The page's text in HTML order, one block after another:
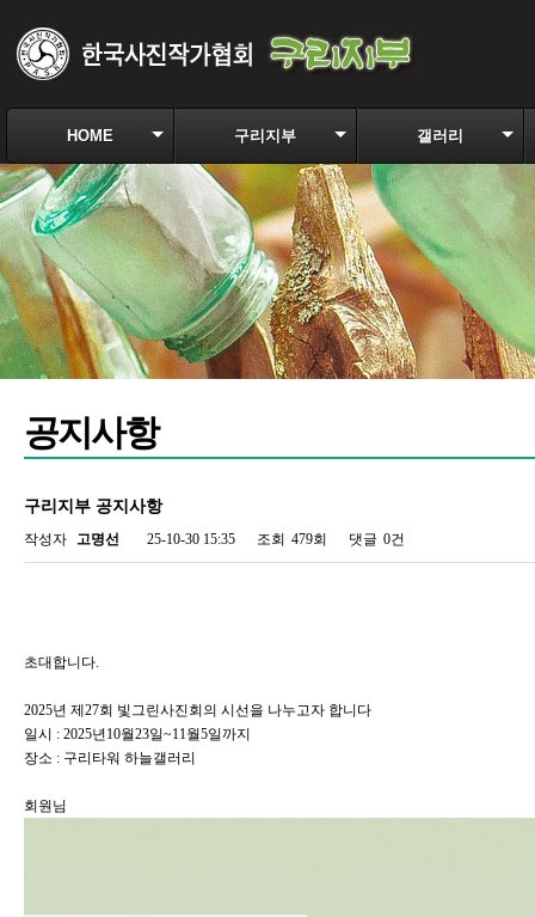
HOME 구리지부 갤러리
공지사항
구리지부 공지사항
작성자 고명선 25-10-30 15:35 조회 479회 댓글 0건
초대합니다.
2025년 제27회 빛그린사진회의 시선을 나누고자 합니다
일시 : 2025년10월23일~11월5일까지
장소 : 구리타워 하늘갤러리
회원님